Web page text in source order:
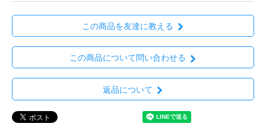
この商品を友達に教える
この商品について問い合わせる
返品について